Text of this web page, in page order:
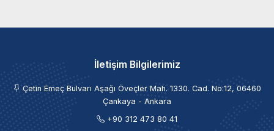
İletişim Bilgilerimiz
Çetin Emeç Bulvarı Aşağı Öveçler Mah. 1330. Cad. No:12, 06460
Çankaya - Ankara
+90 312 473 80 41